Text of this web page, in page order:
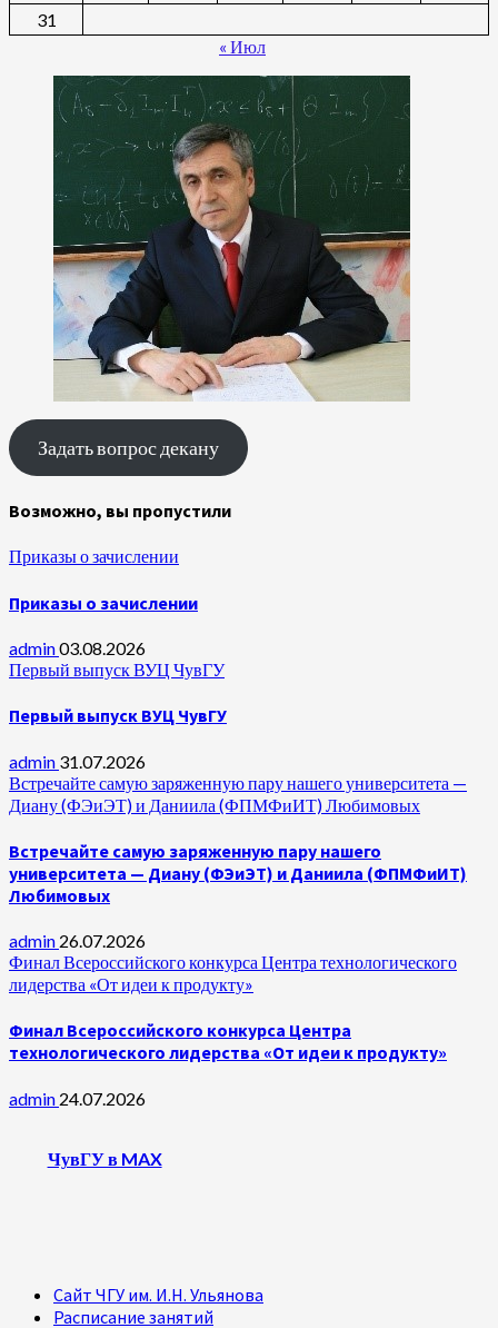
31
« Июл
Задать вопрос декану
Возможно, вы пропустили
Приказы о зачислении
Приказы о зачислении
admin03.08.2026
Первый выпуск ВУЦ ЧувГУ
Первый выпуск ВУЦ ЧувГУ
admin 31.07.2026
Встречайте самую заряженную пару нашего университета —
Диану (ФЭиЭТ) и Даниила (ФПМФиИТ) Любимовых
Встречайте самую заряженную пару нашего
университета — Диану (ФЭиЭТ) и Даниила (ФПМФиИТ)
Любимовых
admin 26.07.2026
Финал Всероссийского конкурса Центра технологического
лидерства «От идеи к продукту»
Финал Всероссийского конкурса Центра
технологического лидерства «От идеи к продукту»
admin 24.07.2026
ЧувГУ в MAX
Сайт ЧГУ им. И.Н. Ульянова
Расписание занятий